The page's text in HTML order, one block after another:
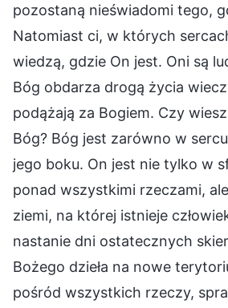
pozostaną nieświadomi tego,
Natomiast ci, w których
wiedzą, gdzie On jest. Oni są
Bóg obdarza drogą życia
podążają za Bogiem. Czy
Bóg? Bóg jest zarówno w
jego boku. On jest nie tylko w
ponad wszystkimi rzeczami,
ziemi, na której istnieje
nastanie dni ostatecznych
Bożego dzieła na nowe
pośród wszystkich rzeczy,